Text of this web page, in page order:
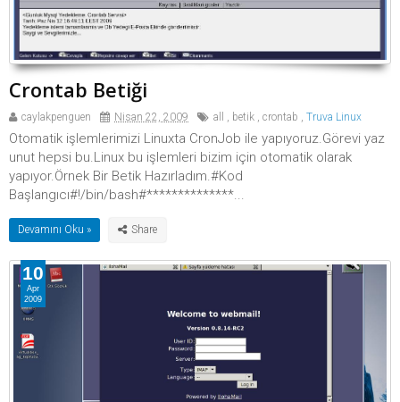
Crontab Betiği
caylakpenguen Nisan 22, 2009 all , betik , crontab , Truva Linux
Otomatik işlemlerimizi Linuxta CronJob ile yapıyoruz.Görevi yaz
unut hepsi bu.Linux bu işlemleri bizim için otomatik olarak
yapıyor.Örnek Bir Betik Hazırladım.#Kod
Başlangıcı#!/bin/bash#**************...
Devamını Oku »
10
Apr
2009